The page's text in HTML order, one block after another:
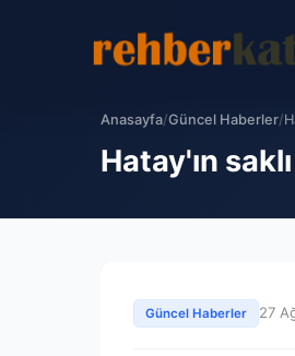
Anasayfa/Güncel Haberler/
Hatay'ın
Güncel Haberler 27